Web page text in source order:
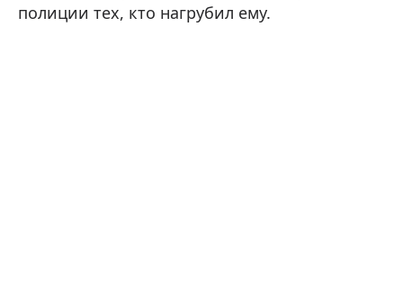
полиции тех, кто нагрубил ему.